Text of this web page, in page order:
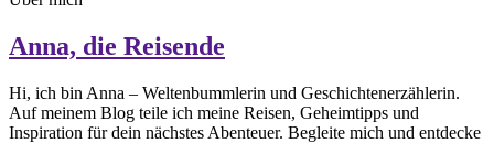
Anna, die Reisende
Hi, ich bin Anna – Weltenbummlerin und Geschichtenerzählerin.
Auf meinem Blog teile ich meine Reisen, Geheimtipps und
Inspiration für dein nächstes Abenteuer. Begleite mich und entdecke